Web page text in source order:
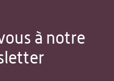
à notre